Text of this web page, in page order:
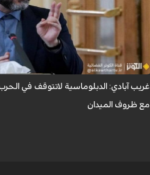
أكّد مساعد وزير الخارجية للشؤون القانونية
الدبلوماسية لا تتوقف حتى في ظروف الحرب،
والمواقف وا...
غريب آبادي: الدبلوماسية لاتتوقف في
مع ظروف الميدان